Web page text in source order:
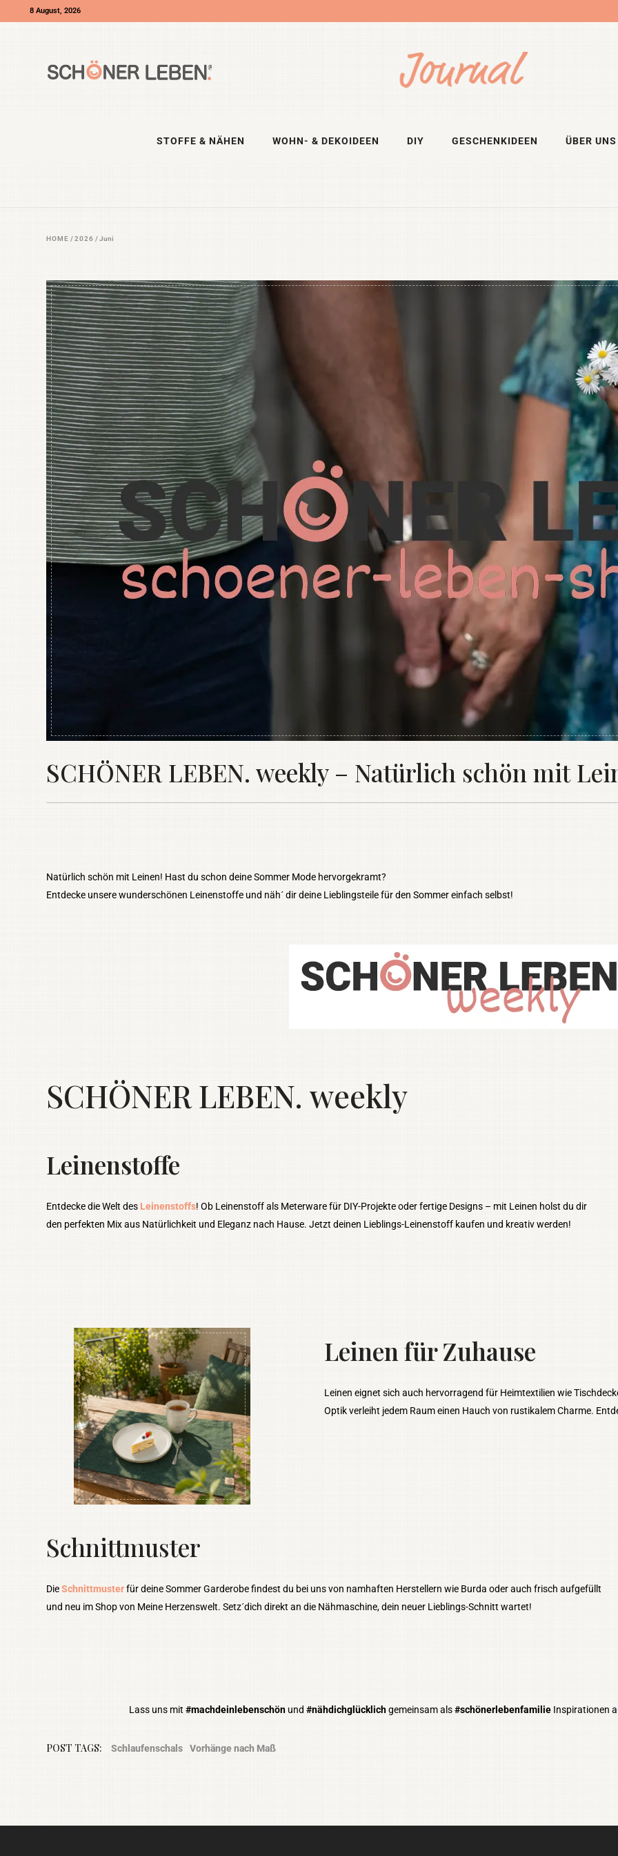
8 August, 2026
STOFFE & NÄHEN WOHN- & DEKOIDEEN DIY GESCHENKIDEEN ÜBER UNS
HOME /2026 /Juni
SCHÖNER LEBEN. weekly – Natürlich schön mit
Natürlich schön mit Leinen! Hast du schon deine Sommer Mode hervorgekramt?
Entdecke unsere wunderschönen Leinenstoffe und näh´ dir deine Lieblingsteile für den Sommer einfach selbst!
SCHÖNER LEBEN. weekly
Leinenstoffe
Entdecke die Welt des Leinenstoffs! Ob Leinenstoff als Meterware für DIY-Projekte oder fertige Designs – mit Leinen holst du dir
den perfekten Mix aus Natürlichkeit und Eleganz nach Hause. Jetzt deinen Lieblings-Leinenstoff kaufen und kreativ werden!
Leinen für Zuhause
Leinen eignet sich auch hervorragend für Heimtextilien wie
Optik verleiht jedem Raum einen Hauch von rustikalem Charme.
Schnittmuster
DieSchnittmusterfür deine Sommer Garderobe findest du bei uns von namhaften Herstellern wie Burda oder auch frisch aufgefüllt
und neu im Shop von Meine Herzenswelt. Setz´dich direkt an die Nähmaschine, dein neuer Lieblings-Schnitt wartet!
Lass uns mit #machdeinlebenschönund #nähdichglücklichgemeinsam als#schönerlebenfamilie Inspirationen
POST TAGS: Schlaufenschals Vorhänge nach Maß